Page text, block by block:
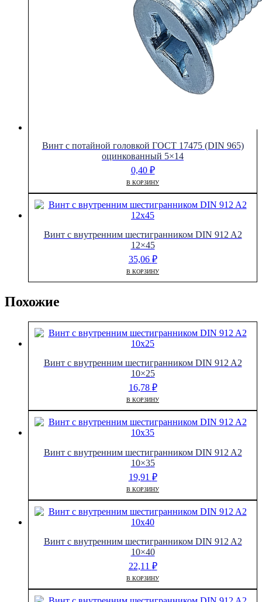
Винт с потайной головкой ГОСТ 17475 (DIN 965)
оцинкованный 5×14
0,40 ₽
В КОРЗИНУ
Винт с внутренним шестигранником DIN 912 A2
12×45
35,06 ₽
В КОРЗИНУ
Похожие
Винт с внутренним шестигранником DIN 912 A2
10×25
16,78 ₽
В КОРЗИНУ
Винт с внутренним шестигранником DIN 912 A2
10×35
19,91 ₽
В КОРЗИНУ
Винт с внутренним шестигранником DIN 912 A2
10×40
22,11 ₽
В КОРЗИНУ